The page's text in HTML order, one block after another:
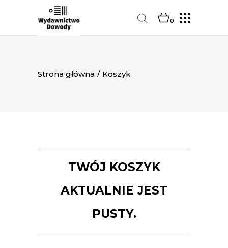
0
Strona główna / Koszyk
TWÓJ KOSZYK
AKTUALNIE JEST
PUSTY.